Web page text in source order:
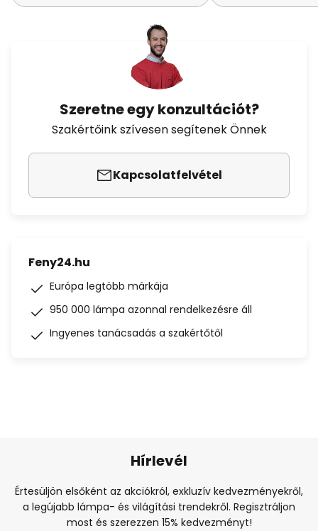
Szeretne egy konzultációt?
Szakértőink szívesen segítenek Önnek
Kapcsolatfelvétel
Feny24.hu
Európa legtöbb márkája
950 000 lámpa azonnal rendelkezésre áll
Ingyenes tanácsadás a szakértőtől
Hírlevél
Értesüljön elsőként az akciókról, exkluzív kedvezményekről,
a legújabb lámpa- és világítási trendekről. Regisztráljon
most és szerezzen 15% kedvezményt!